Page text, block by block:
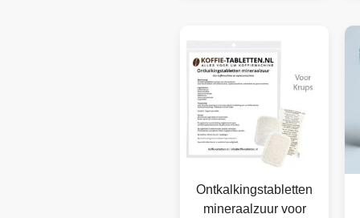
Ontkalkingstabletten
mineraalzuur voor